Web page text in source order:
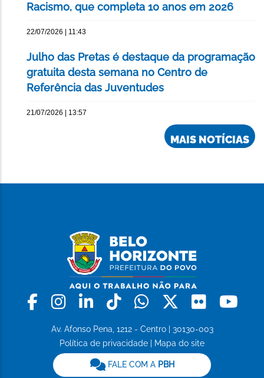
Racismo, que completa 10 anos em 2026
22/07/2026 | 11:43
Julho das Pretas é destaque da programação
gratuita desta semana no Centro de
Referência das Juventudes
21/07/2026 | 13:57
MAIS NOTÍCIAS
Facebook
Instagram
LinkedinTiktokWhatsapp
X Flickr
Av. Afonso Pena, 1212 - Centro | 30130-003
Política de privacidade
Mapa do site
FALE COM A PBH